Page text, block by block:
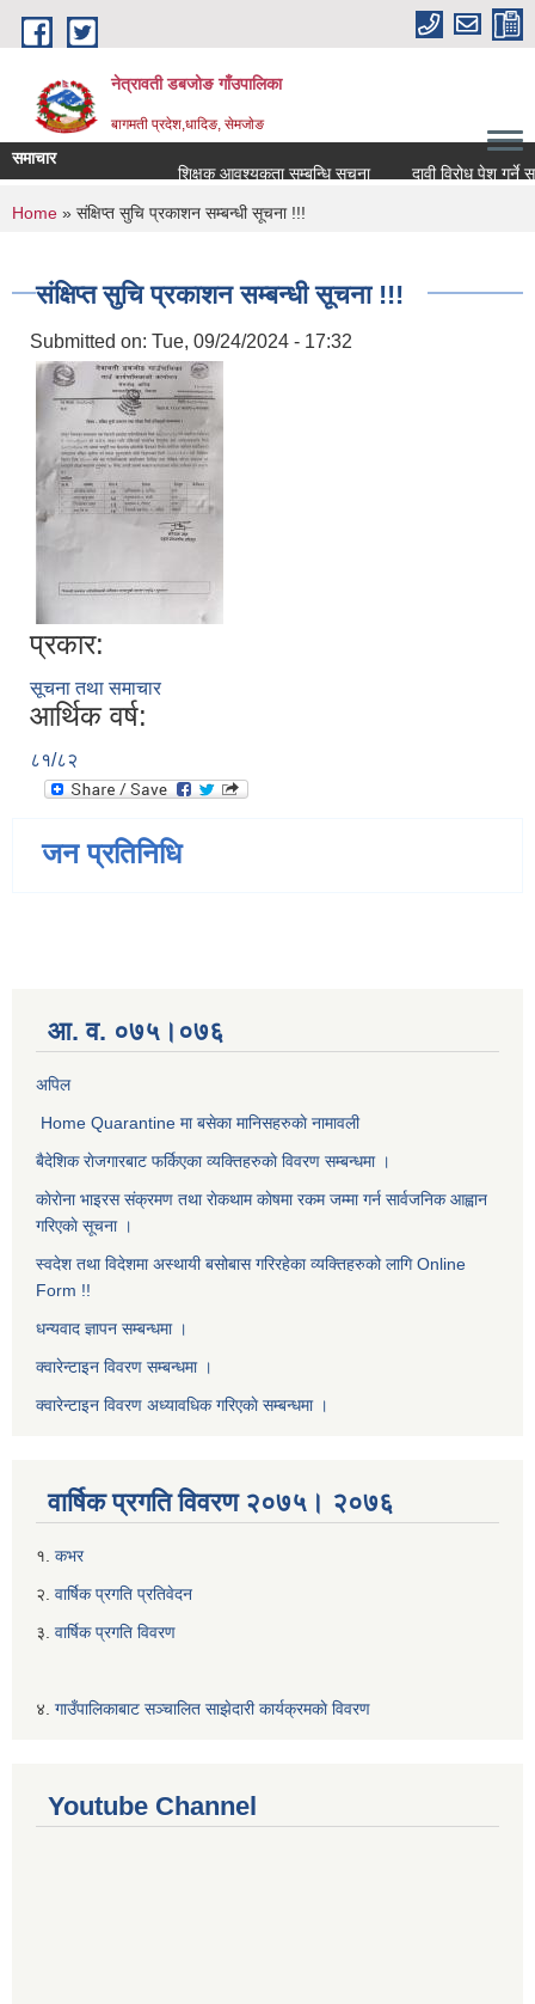
Skip to main content
नेत्रावती डबजोङ गाँउपालिका
बागमती प्रदेश,धादिङ, सेमजाेङ
समाचार
शिक्षक आवश्यकता सम्बन्धि सूचना
दावी विरोध पेश गर्ने
You are here
Home » संक्षिप्त सुचि प्रकाशन सम्बन्धी सूचना !!!
संक्षिप्त सुचि प्रकाशन सम्बन्धी सूचना !!!
Submitted on: Tue, 09/24/2024 - 17:32
प्रकार:
सूचना तथा समाचार
आर्थिक वर्ष:
८१/८२
जन प्रतिनिधि
आ. व. ०७५।०७६
अपिल
Home Quarantine मा बसेका मानिसहरुकाे नामावली
बैदेशिक राेजगारबाट फर्किएका व्यक्तिहरुकाे विवरण सम्बन्धमा ।
काेराेना भाइरस संक्रमण तथा राेकथाम काेषमा रकम जम्मा गर्न सार्वजनिक आह्वान
गरिएकाे सूचना ।
स्वदेश तथा विदेशमा अस्थायी बसोबास गरिरहेका व्यक्तिहरुको लागि Online
Form !!
धन्यवाद ज्ञापन सम्बन्धमा ।
क्वारेन्टाइन विवरण सम्बन्धमा ।
क्वारेन्टाइन विवरण अध्यावधिक गरिएकाे सम्बन्धमा ।
वार्षिक प्रगति विवरण २०७५। २०७६
१. कभर
२. वार्षिक प्रगति प्रतिवेदन
३. वार्षिक प्रगति विवरण
४. गाउँपालिकाबाट सञ्चालित साझेदारी कार्यक्रमकाे विवरण
Youtube Channel